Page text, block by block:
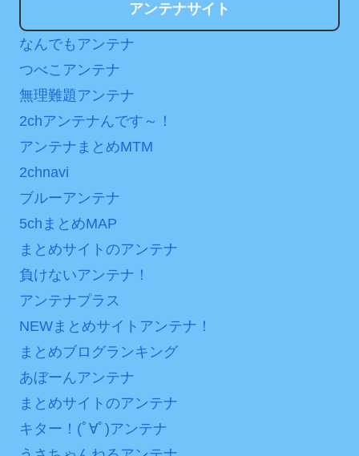
アンテナサイト
なんでもアンテナ
つべこアンテナ
無理難題アンテナ
2chアンテナんです～！
アンテナまとめMTM
2chnavi
ブルーアンテナ
5chまとめMAP
まとめサイトのアンテナ
負けないアンテナ！
アンテナプラス
NEWまとめサイトアンテナ！
まとめブログランキング
あぼーんアンテナ
まとめサイトのアンテナ
キター！(ﾟ∀ﾟ)アンテナ